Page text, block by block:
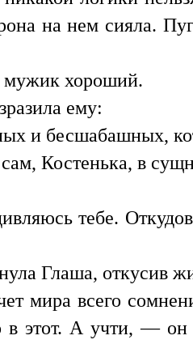
на нем сияла.
мужик хороший.
ему:
и бесшабашных,
Костенька, в
тебе.
Глаша, откусив
всего
в этот. А учти, —